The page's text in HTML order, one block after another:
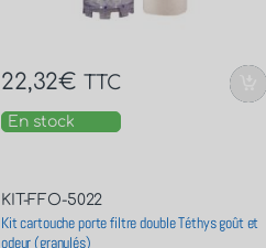
22,32€ TTC
En stock
KIT-FFO-5022
Kit cartouche porte filtre double Téthys goût et
odeur (granulés)